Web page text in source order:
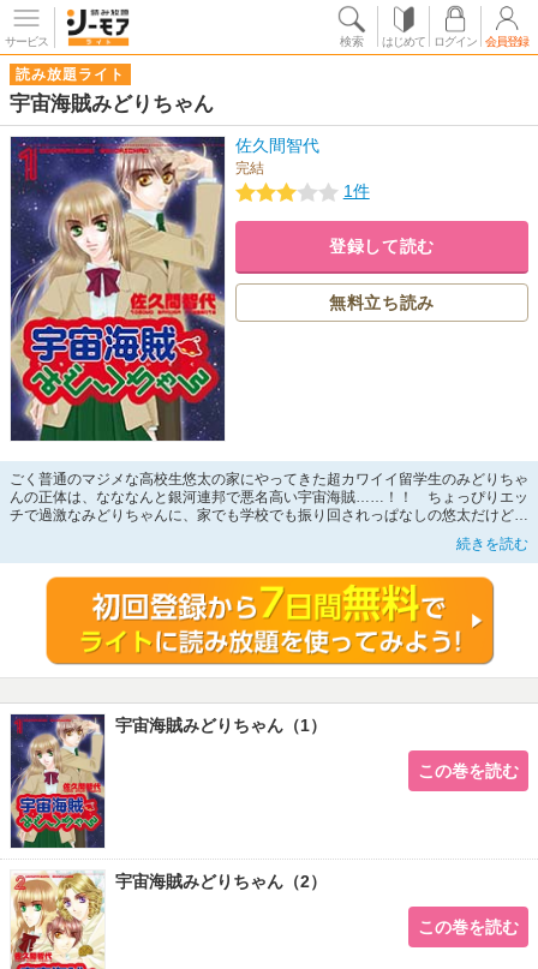
サービス 検索 はじめて ログイン 会員登録
読み放題ライト
宇宙海賊みどりちゃん
佐久間智代
完結
1件
登録して読む
無料立ち読み
ごく普通のマジメな高校生悠太の家にやってきた超カワイイ留学生のみどりちゃ
んの正体は、なななんと銀河連邦で悪名高い宇宙海賊……！！ ちょっぴりエッ
チで過激なみどりちゃんに、家でも学校でも振り回されっぱなしの悠太だけど
――…！？ みどりちゃんと悠太のDOKI×DOKIフシギ同居ライフ☆ キューテ
続きを読む
宇宙海賊みどりちゃん（1）
この巻を読む
宇宙海賊みどりちゃん（2）
この巻を読む